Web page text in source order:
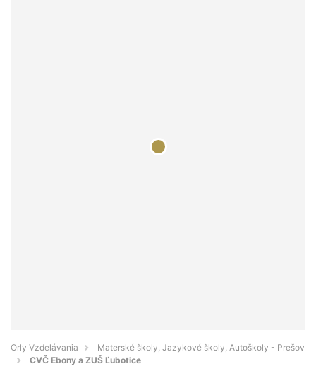
Orly Vzdelávania
Materské školy, Jazykové školy, Autoškoly - Prešov
CVČ Ebony a ZUŠ Ľubotice